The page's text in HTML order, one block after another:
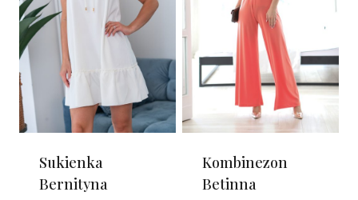
Sukienka
Bernityna
Kombinezon
Betinna